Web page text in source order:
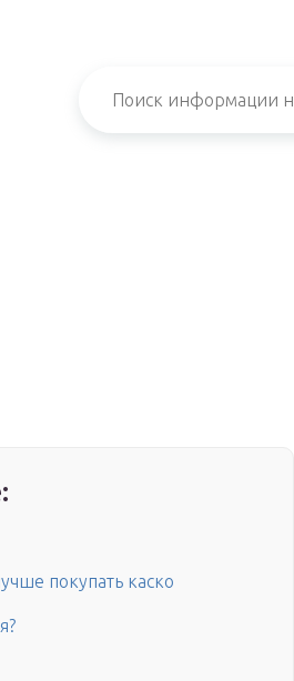
покупать каско